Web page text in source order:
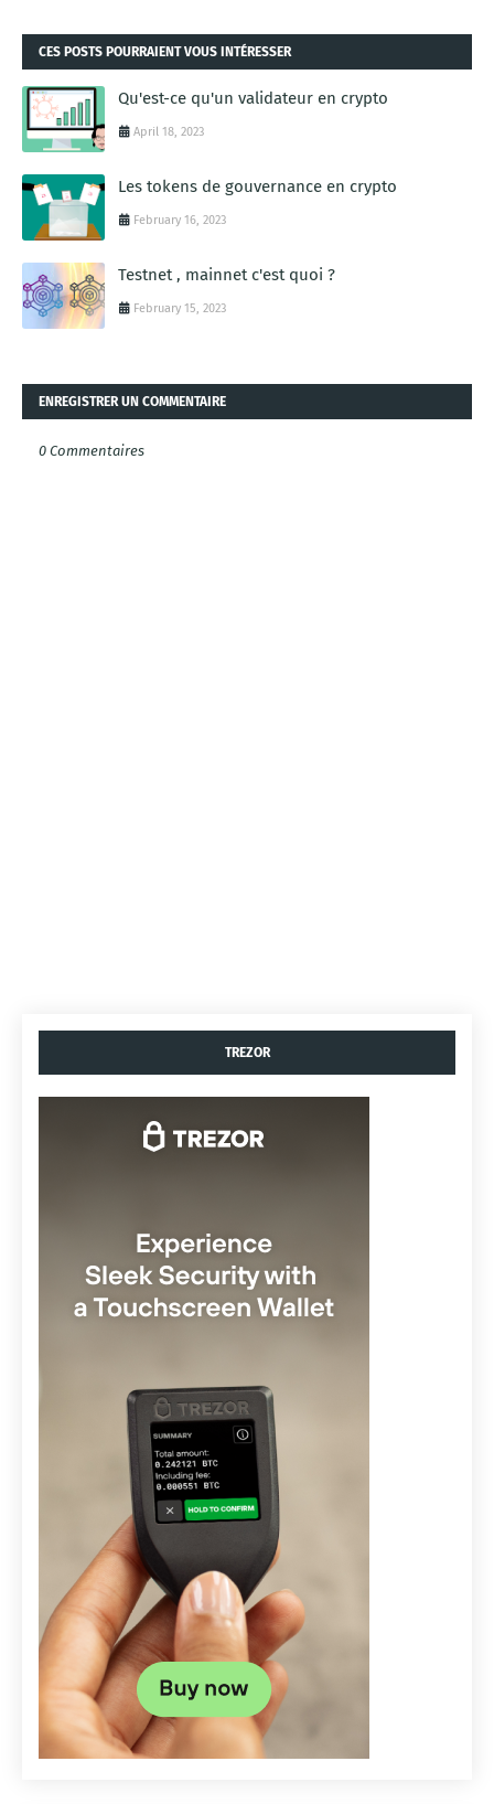
CES POSTS POURRAIENT VOUS INTÉRESSER
Qu'est-ce qu'un validateur en crypto
April 18, 2023
Les tokens de gouvernance en crypto
February 16, 2023
Testnet , mainnet c'est quoi ?
February 15, 2023
ENREGISTRER UN COMMENTAIRE
0 Commentaires
TREZOR